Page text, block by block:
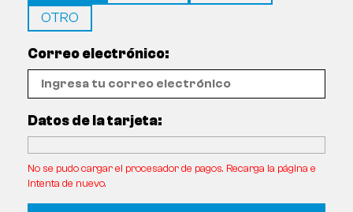
OTRO
Correo electrónico:
Datos de la tarjeta:
No se pudo cargar el procesador de pagos. Recarga la página e
intenta de nuevo.